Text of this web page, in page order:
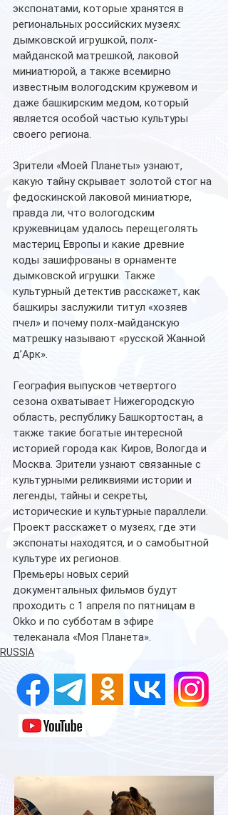
экспонатами, которые хранятся в
региональных российских музеях:
дымковской игрушкой, полх-
майданской матрешкой, лаковой
миниатюрой, а также всемирно
известным вологодским кружевом и
даже башкирским медом, который
является особой частью культуры
своего региона.
Зрители «Моей Планеты» узнают,
какую тайну скрывает золотой стог на
федоскинской лаковой миниатюре,
правда ли, что вологодским
кружевницам удалось перещеголять
мастериц Европы и какие древние
коды зашифрованы в орнаменте
дымковской игрушки. Также
культурный детектив расскажет, как
башкиры заслужили титул «хозяев
пчел» и почему полх-майданскую
матрешку называют «русской Жанной
д’Арк».
География выпусков четвертого
сезона охватывает Нижегородскую
область, республику Башкортостан, а
также такие богатые интересной
историей города как Киров, Вологда и
Москва. Зрители узнают связанные с
культурными реликвиями истории и
легенды, тайны и секреты,
исторические и культурные параллели.
Проект расскажет о музеях, где эти
экспонаты находятся, и о самобытной
культуре их регионов.
Премьеры новых серий
документальных фильмов будут
проходить с 1 апреля по пятницам в
Okko и по субботам в эфире
телеканала «Моя Планета».
RUSSIA